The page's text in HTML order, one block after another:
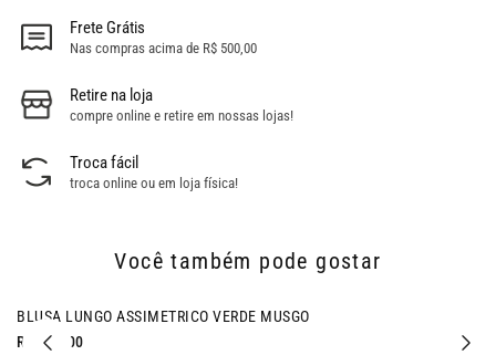
Frete Grátis
Nas compras acima de R$ 500,00
Retire na loja
compre online e retire em nossas lojas!
Troca fácil
troca online ou em loja física!
Você também pode gostar
BLUSA LUNGO ASSIMETRICO VERDE MUSGO
R$ 397,00